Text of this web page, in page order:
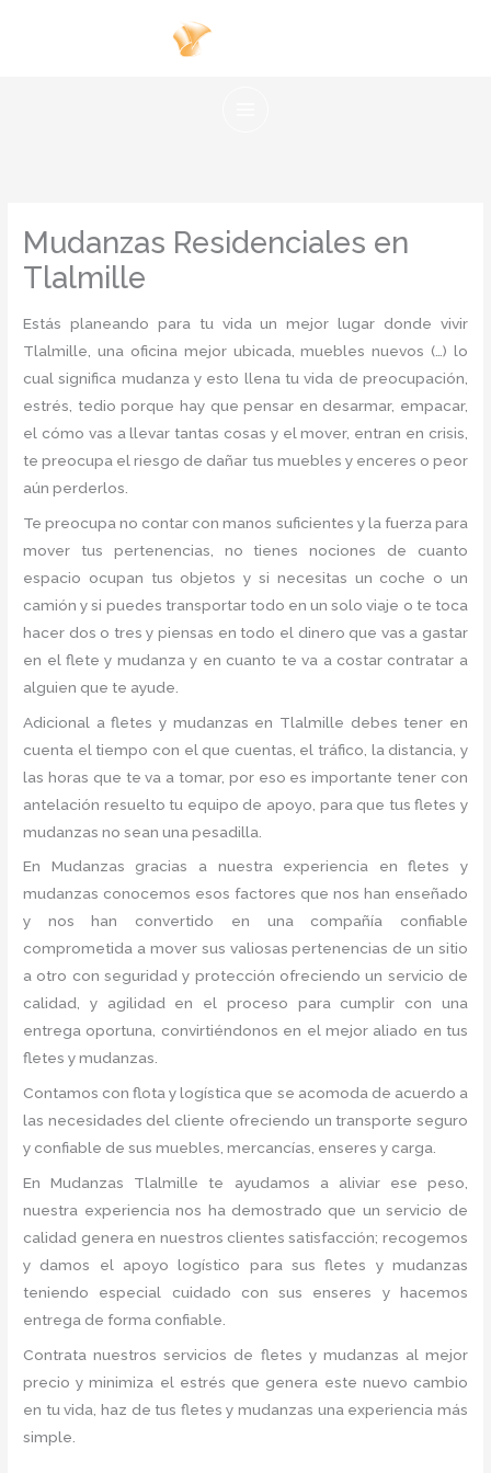
Mudanzas Residenciales en
Tlalmille
Estás planeando para tu vida un mejor lugar donde vivir
Tlalmille, una oficina mejor ubicada, muebles nuevos (…) lo
cual significa mudanza y esto llena tu vida de preocupación,
estrés, tedio porque hay que pensar en desarmar, empacar,
el cómo vas a llevar tantas cosas y el mover, entran en crisis,
te preocupa el riesgo de dañar tus muebles y enceres o peor
aún perderlos.
Te preocupa no contar con manos suficientes y la fuerza para
mover tus pertenencias, no tienes nociones de cuanto
espacio ocupan tus objetos y si necesitas un coche o un
camión y si puedes transportar todo en un solo viaje o te toca
hacer dos o tres y piensas en todo el dinero que vas a gastar
en el flete y mudanza y en cuanto te va a costar contratar a
alguien que te ayude.
Adicional a fletes y mudanzas en Tlalmille debes tener en
cuenta el tiempo con el que cuentas, el tráfico, la distancia, y
las horas que te va a tomar, por eso es importante tener con
antelación resuelto tu equipo de apoyo, para que tus fletes y
mudanzas no sean una pesadilla.
En Mudanzas gracias a nuestra experiencia en fletes y
mudanzas conocemos esos factores que nos han enseñado
y nos han convertido en una compañía confiable
comprometida a mover sus valiosas pertenencias de un sitio
a otro con seguridad y protección ofreciendo un servicio de
calidad, y agilidad en el proceso para cumplir con una
entrega oportuna, convirtiéndonos en el mejor aliado en tus
fletes y mudanzas.
Contamos con flota y logística que se acomoda de acuerdo a
las necesidades del cliente ofreciendo un transporte seguro
y confiable de sus muebles, mercancías, enseres y carga.
En Mudanzas Tlalmille te ayudamos a aliviar ese peso,
nuestra experiencia nos ha demostrado que un servicio de
calidad genera en nuestros clientes satisfacción; recogemos
y damos el apoyo logístico para sus fletes y mudanzas
teniendo especial cuidado con sus enseres y hacemos
entrega de forma confiable.
Contrata nuestros servicios de fletes y mudanzas al mejor
precio y minimiza el estrés que genera este nuevo cambio
en tu vida, haz de tus fletes y mudanzas una experiencia más
simple.